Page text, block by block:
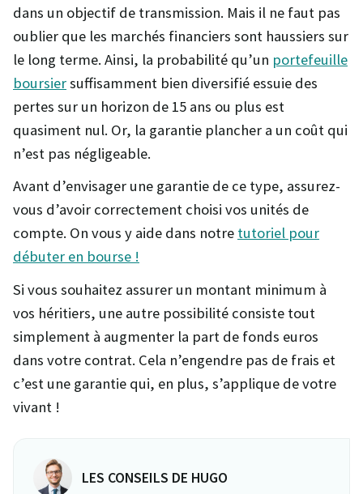
dans un objectif de transmission. Mais il ne faut pas
oublier que les marchés financiers sont haussiers sur
le long terme. Ainsi, la probabilité qu’un portefeuille
boursiersuffisamment bien diversifié essuie des
pertes sur un horizon de 15 ans ou plus est
quasiment nul. Or, la garantie plancher a un coût qui
n’est pas négligeable.
Avant d’envisager une garantie de ce type, assurez-
vous d’avoir correctement choisi vos unités de
compte. On vous y aide dans notre tutoriel pour
débuter en bourse !
Si vous souhaitez assurer un montant minimum à
vos héritiers, une autre possibilité consiste tout
simplement à augmenter la part de fonds euros
dans votre contrat. Cela n’engendre pas de frais et
c’est une garantie qui, en plus, s’applique de votre
vivant !
LES CONSEILS DE HUGO